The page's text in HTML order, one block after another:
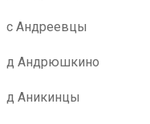
с Андреевцы
д Андрюшкино
д Аникинцы